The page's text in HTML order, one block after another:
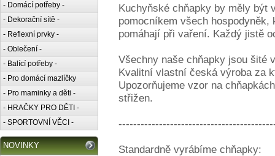
- Domácí potřeby -
- Dekorační sítě -
- Reflexní prvky -
- Oblečení -
- Balící potřeby -
- Pro domácí mazlíčky
- Pro maminky a děti -
- HRAČKY PRO DĚTI -
- SPORTOVNÍ VĚCI -
NOVINKY
Kuchyňské chňapky by měly být
pomocníkem všech
pomáhají při vaření. Každý jistě
Všechny naše chňapky jsou šité
Kvalitní vlastní česká výroba za
Upozorňujeme vzor na
střižen.
Standardně vyrábíme chňapky: